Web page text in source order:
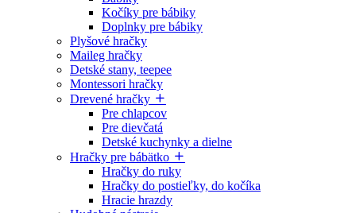
Kočíky pre bábiky
Doplnky pre bábiky
Plyšové hračky
Maileg hračky
Detské stany, teepee
Montessori hračky
Drevené hračky
Pre chlapcov
Pre dievčatá
Detské kuchynky a dielne
Hračky pre bábätko
Hračky do ruky
Hračky do postieľky, do kočíka
Hracie hrazdy